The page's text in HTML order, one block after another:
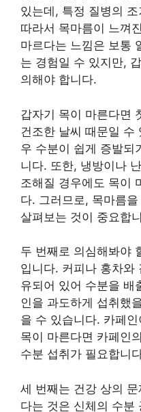
있는데, 특정 질병의
따라서 목마름이 느껴
마르다는 느낌은 보통
는 경험일 수 있지만,
의해야 합니다.
갑자기 목이 마른다면
건조한 날씨 때문일 수
우 수분이 쉽게 증발되
니다. 또한, 냉방이나
조해질 경우에도 목이
다. 그러므로, 목마름
살펴보는 것이 중요합
두 번째로 의심해봐야
입니다. 커피나 홍차와
유되어 있어 수분을 배
인을 과도하게 섭취했
을 수 있습니다. 카페
목이 마른다면 카페인
수분 섭취가 필요합니
세 번째는 건강 상의
다는 것은 신체의 수분